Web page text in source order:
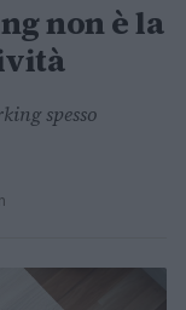
non è la
spesso